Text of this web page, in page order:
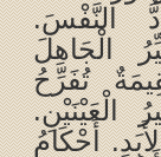
النَّفْسَ.
الْجَاهِلَ
تُفَرِّحُ
الْعَيْنَيْنِ.
أَحْكَامُ